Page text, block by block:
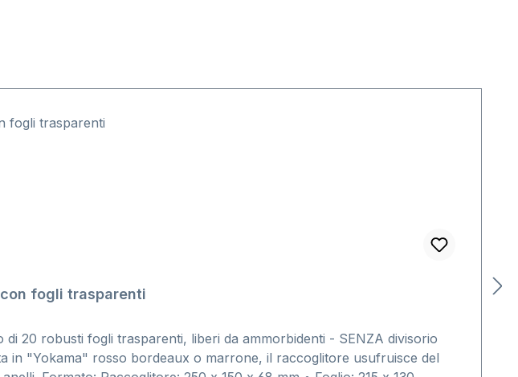
fogli trasparenti
20 robusti fogli trasparenti, liberi da ammorbidenti - SENZA divisorio
in "Yokama" rosso bordeaux o marrone, il raccoglitore usufruisce del